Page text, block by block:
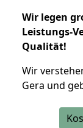
Wir legen
Leistungs-
Qualität!
Wir
Gera und